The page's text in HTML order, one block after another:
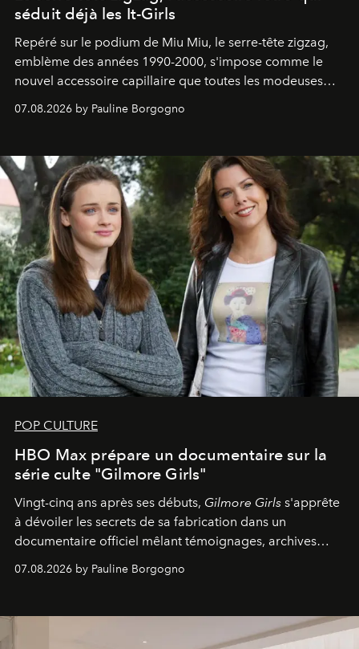
séduit déjà les It-Girls
Repéré sur le podium de Miu Miu, le serre-tête zigzag,
emblème des années 1990-2000, s'impose comme le
nouvel accessoire capillaire que toutes les modeuses
s'arrachent déjà.
07.08.2026 by Pauline Borgogno
POP CULTURE
HBO Max prépare un documentaire sur la
série culte "Gilmore Girls"
Vingt-cinq ans après ses débuts, Gilmore Girls s'apprête
à dévoiler les secrets de sa fabrication dans un
documentaire officiel mêlant témoignages, archives
inédites et plongée dans les coulisses d'un phénomène
générationnel.
07.08.2026 by Pauline Borgogno